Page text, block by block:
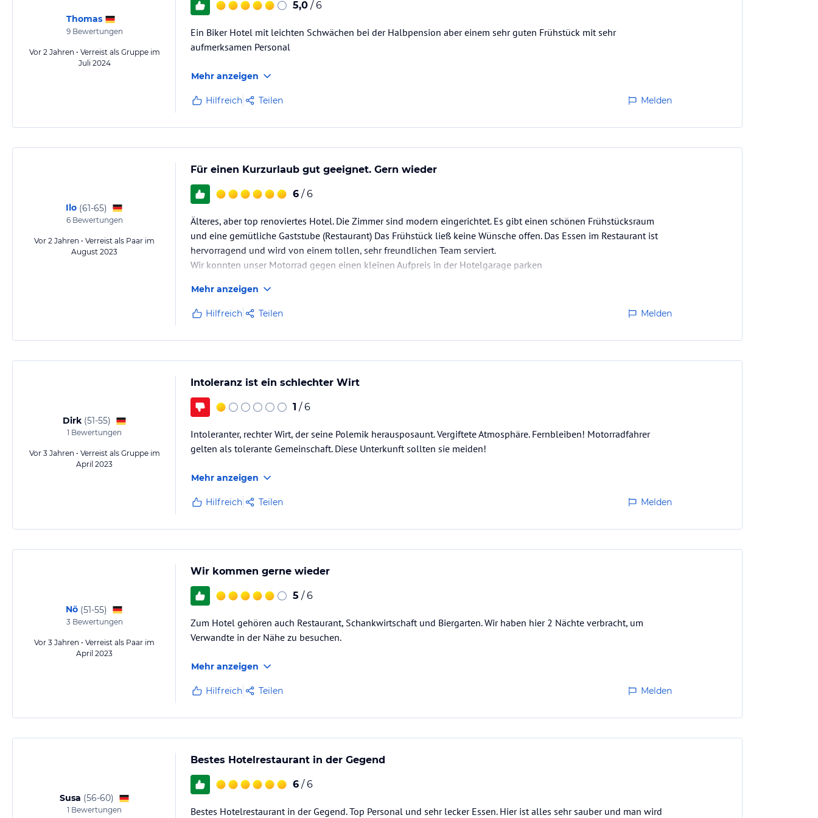
Thomas
9Bewertungen
Vor 2 Jahren • Verreist als Gruppe im
Juli 2024
5,0 / 6
Ein Biker Hotel mit leichten Schwächen bei der Halbpension aber einem sehr guten Frühstück mit sehr
aufmerksamen Personal
Mehr anzeigen
Hilfreich Teilen Melden
Ilo (61-65)
6Bewertungen
Vor 2 Jahren • Verreist als Paar im
August 2023
Für einen Kurzurlaub gut geeignet. Gern wieder
6 / 6
Älteres, aber top renoviertes Hotel. Die Zimmer sind modern eingerichtet. Es gibt einen schönen Frühstücksraum
und eine gemütliche Gaststube (Restaurant) Das Frühstück ließ keine Wünsche offen. Das Essen im Restaurant ist
hervorragend und wird von einem tollen, sehr freundlichen Team serviert.
Wir konnten unser Motorrad gegen einen kleinen Aufpreis in der Hotelgarage parken
Mehr anzeigen
Hilfreich Teilen Melden
Dirk (51-55)
1 Bewertungen
Vor 3 Jahren • Verreist als Gruppe im
April 2023
Intoleranz ist ein schlechter Wirt
1 / 6
Intoleranter, rechter Wirt, der seine Polemik herausposaunt. Vergiftete Atmosphäre. Fernbleiben! Motorradfahrer
gelten als tolerante Gemeinschaft. Diese Unterkunft sollten sie meiden!
Mehr anzeigen
Hilfreich Teilen Melden
Nö (51-55)
3Bewertungen
Vor 3 Jahren • Verreist als Paar im
April 2023
Wir kommen gerne wieder
5 / 6
Zum Hotel gehören auch Restaurant, Schankwirtschaft und Biergarten. Wir haben hier 2 Nächte verbracht, um
Verwandte in der Nähe zu besuchen.
Mehr anzeigen
Hilfreich Teilen Melden
Susa (56-60)
1 Bewertungen
Bestes Hotelrestaurant in der Gegend
6 / 6
Bestes Hotelrestaurant in der Gegend. Top Personal und sehr lecker Essen. Hier ist alles sehr sauber und man wird